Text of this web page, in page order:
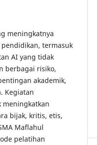
meningkatnya
termasuk
AI yang tidak
berbagai risiko,
akademik,
Kegiatan
meningkatkan
bijak, kritis, etis,
Maflahul
pelatihan